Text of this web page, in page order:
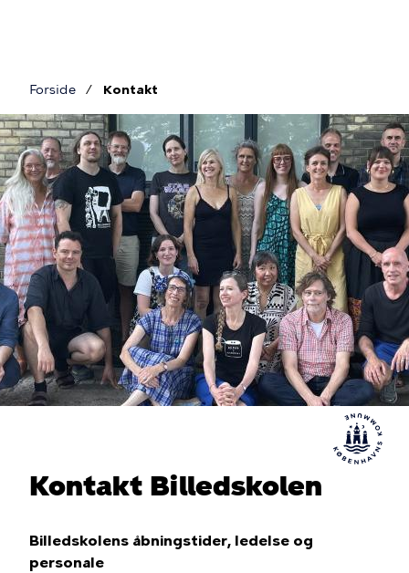
Brødkrumme
Forside Kontakt
Kontakt Billedskolen
Billedskolens åbningstider, ledelse og
personale